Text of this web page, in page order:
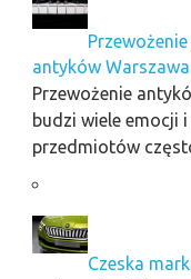
antyków Warszawa
Przewożenie
budzi wiele emocji i
przedmiotów
Czeska